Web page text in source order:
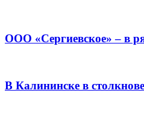
ООО «Сергиевское» – в
В Калининске в